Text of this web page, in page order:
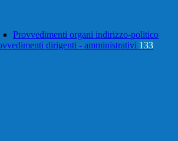
Provvedimenti organi indirizzo-politico
dirigenti - amministrativi 133